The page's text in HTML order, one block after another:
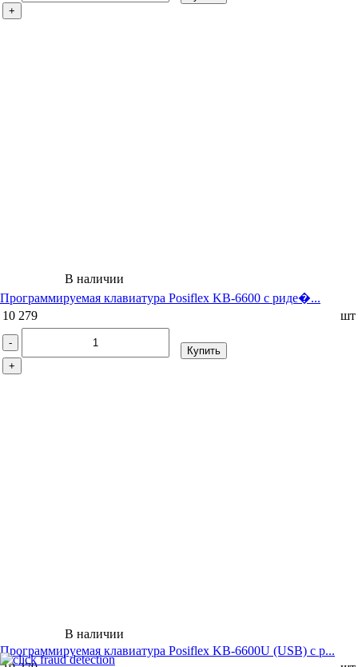
+
В наличии
Программируемая клавиатура Posiflex KB-6600 c риде�...
10 279
шт
-
+
Купить
В наличии
Программируемая клавиатура Posiflex KB-6600U (USB) c р...